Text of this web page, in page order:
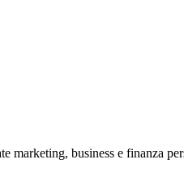
marketing, business e finanza